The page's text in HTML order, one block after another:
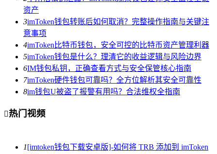
资产
3imToken钱包转账后如何取消？完整操作指南与关键注
意事项
4imToken比特币钱包，安全可控的比特币资产管理利器
5imToken钱包是什么？理清它的收益逻辑与风险边界
6IM钱包私钥，正确查看方式与安全保管核心指南
7imToken硬件钱包可靠吗？全方位解析其安全可靠性
8im钱包U被盗了报警有用吗？合法维权全指南
热门视频
1[imtoken钱包下载安卓版]-如何将 TRB 添加到 imToken